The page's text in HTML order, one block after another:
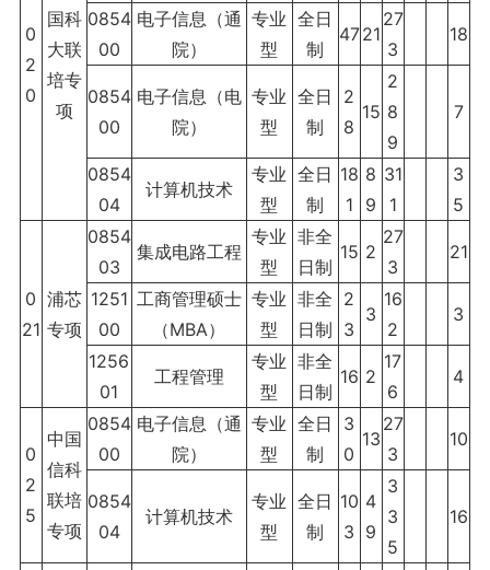
0
2
0
国科
大联
培专
项
0854
00
电子信息（通
院）
专业
型
全日
制
4721
27
3
18
0854
00
电子信息（电
院）
专业
型
全日
制
2
8
15
2
8
9
7
0854
04
计算机技术
专业
型
全日
制
18
1
8
9
31
1
3
5
0
21
浦芯
专项
0854
03
集成电路工程
专业
型
非全
日制
15 2
27
3
21
1251
00
工商管理硕士
（MBA）
专业
型
非全
日制
2
3
3
16
2
3
1256
01
工程管理
专业
型
非全
日制
16 2
17
6
4
0
2
5
中国
信科
联培
专项
0854
00
电子信息（通
院）
专业
型
全日
制
3
0
13
27
3
10
0854
04
计算机技术
专业
型
全日
制
10
3
4
9
3
3
5
16